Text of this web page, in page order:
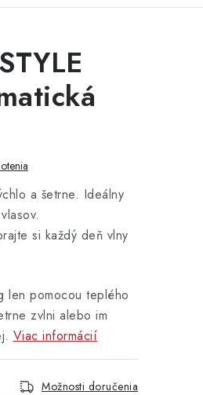
a šetrne. Ideálny
si každý deň vlny
len pomocou teplého
zvlni alebo im
Viac informácií
Možnosti doručenia